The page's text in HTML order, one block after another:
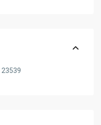
23539